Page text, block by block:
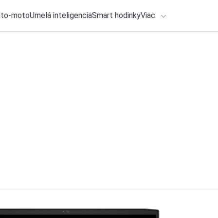
motoUmelá inteligenciaSmart hodinkyViac